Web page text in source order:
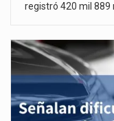
registró 420 mil 889